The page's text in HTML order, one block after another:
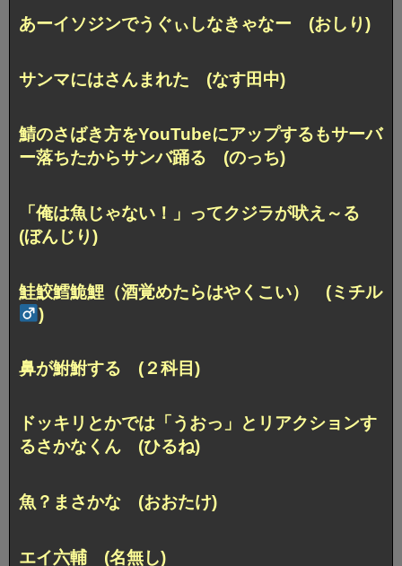
あーイソジンでうぐぃしなきゃなー (おしり)
サンマにはさんまれた (なす田中)
鯖のさばき方をYouTubeにアップするもサーバ
ー落ちたからサンバ踊る (のっち)
「俺は魚じゃない！」ってクジラが吠え～る
(ぼんじり)
鮭鮫鱈鮠鯉（酒覚めたらはやくこい） (ミチル
)
鼻が鮒鮒する (２科目)
ドッキリとかでは「うおっ」とリアクションす
るさかなくん (ひるね)
魚？まさかな (おおたけ)
エイ六輔 (名無し)